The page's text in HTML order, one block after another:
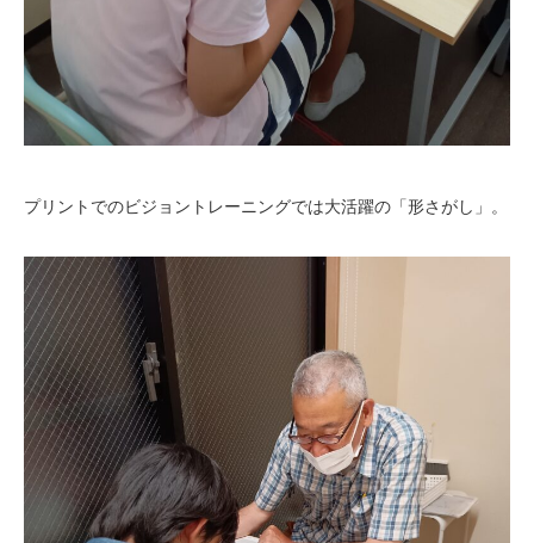
プリントでのビジョントレーニングでは大活躍の「形さがし」。